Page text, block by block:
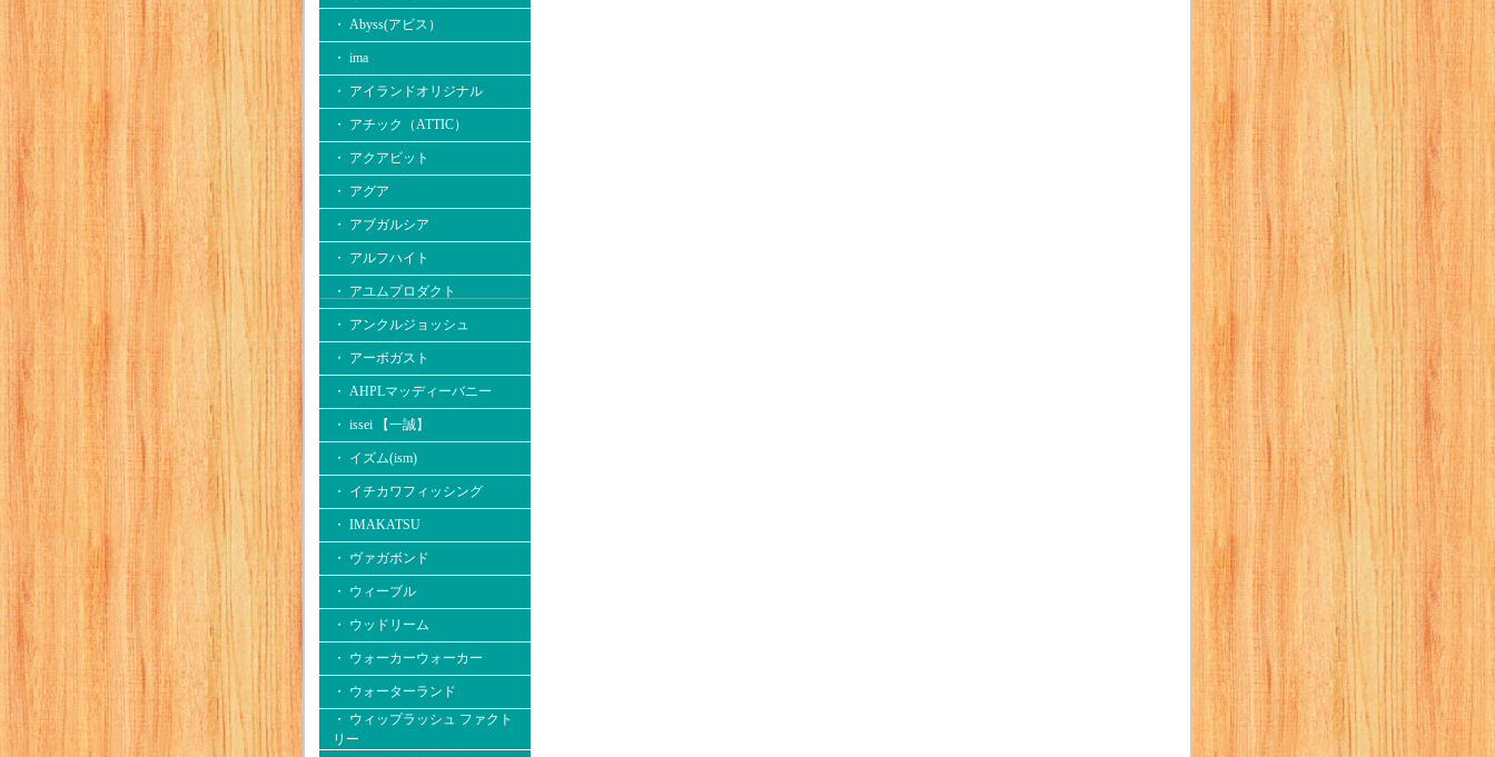
・ Abyss(アビス）
・ ima
・ アイランドオリジナル
・ アチック（ATTIC）
・ アクアビット
・ アグア
・ アブガルシア
・ アルフハイト
・ アユムプロダクト
・ アンクルジョッシュ
・ アーボガスト
・ AHPLマッディーバニー
・ issei 【一誠】
・ イズム(ism)
・ イチカワフィッシング
・ IMAKATSU
・ ヴァガボンド
・ ウィーブル
・ ウッドリーム
・ ウォーカーウォーカー
・ ウォーターランド
・ ウィップラッシュ ファクト
リー